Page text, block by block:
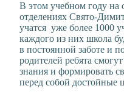
В этом учебном году на
отделениях Свято-
учатся уже более 1000
каждого из них школа
в постоянной заботе и
родителей ребята
знания и формировать
перед собой достойные